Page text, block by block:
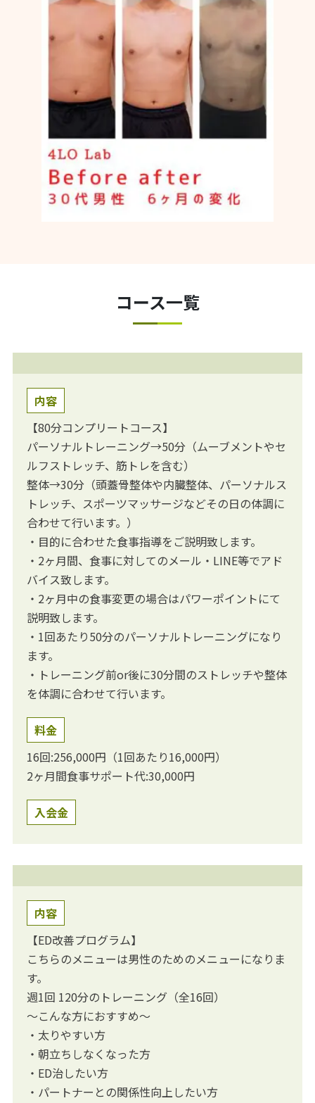
コース一覧
内容
【80分コンプリートコース】
パーソナルトレーニング→50分（ムーブメントやセ
ルフストレッチ、筋トレを含む）
整体→30分（頭蓋骨整体や内臓整体、パーソナルス
トレッチ、スポーツマッサージなどその日の体調に
合わせて行います。）
・目的に合わせた食事指導をご説明致します。
・2ヶ月間、食事に対してのメール・LINE等でアド
バイス致します。
・2ヶ月中の食事変更の場合はパワーポイントにて
説明致します。
・1回あたり50分のパーソナルトレーニングになり
ます。
・トレーニング前or後に30分間のストレッチや整体
を体調に合わせて行います。
料金
16回:256,000円（1回あたり16,000円）
2ヶ月間食事サポート代:30,000円
入会金
内容
【ED改善プログラム】
こちらのメニューは男性のためのメニューになりま
す。
週1回 120分のトレーニング（全16回）
～こんな方におすすめ～
・太りやすい方
・朝立ちしなくなった方
・ED治したい方
・パートナーとの関係性向上したい方